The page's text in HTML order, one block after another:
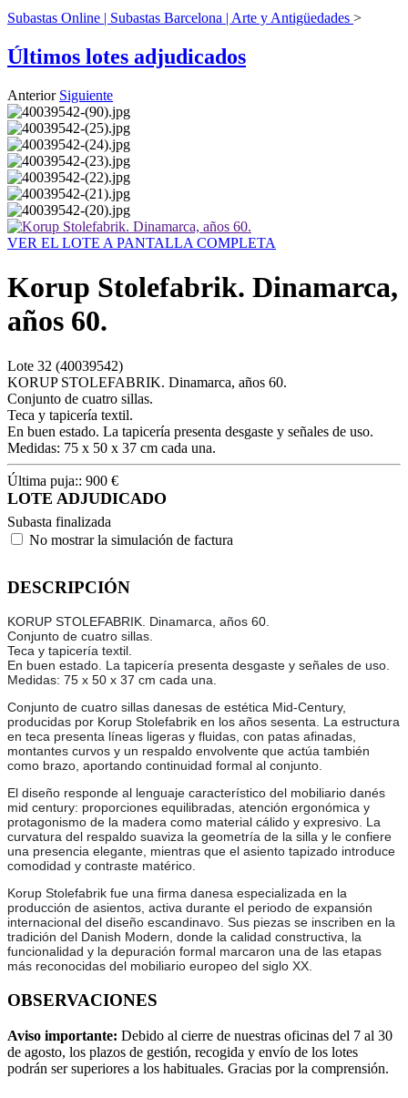
Subastas Online | Subastas Barcelona | Arte y Antigüedades >
Últimos lotes adjudicados
Anterior Siguiente
VER EL LOTE A PANTALLA COMPLETA
Korup Stolefabrik. Dinamarca,
años 60.
Lote 32 (40039542)
KORUP STOLEFABRIK. Dinamarca, años 60.
Conjunto de cuatro sillas.
Teca y tapicería textil.
En buen estado. La tapicería presenta desgaste y señales de uso.
Medidas: 75 x 50 x 37 cm cada una.
Última puja:: 900 €
LOTE ADJUDICADO
Subasta finalizada
No mostrar la simulación de factura
DESCRIPCIÓN
KORUP STOLEFABRIK. Dinamarca, años 60.
Conjunto de cuatro sillas.
Teca y tapicería textil.
En buen estado. La tapicería presenta desgaste y señales de uso.
Medidas: 75 x 50 x 37 cm cada una.
Conjunto de cuatro sillas danesas de estética Mid-Century,
producidas por Korup Stolefabrik en los años sesenta. La estructura
en teca presenta líneas ligeras y fluidas, con patas afinadas,
montantes curvos y un respaldo envolvente que actúa también
como brazo, aportando continuidad formal al conjunto.
El diseño responde al lenguaje característico del mobiliario danés
mid century: proporciones equilibradas, atención ergonómica y
protagonismo de la madera como material cálido y expresivo. La
curvatura del respaldo suaviza la geometría de la silla y le confiere
una presencia elegante, mientras que el asiento tapizado introduce
comodidad y contraste matérico.
Korup Stolefabrik fue una firma danesa especializada en la
producción de asientos, activa durante el periodo de expansión
internacional del diseño escandinavo. Sus piezas se inscriben en la
tradición del Danish Modern, donde la calidad constructiva, la
funcionalidad y la depuración formal marcaron una de las etapas
más reconocidas del mobiliario europeo del siglo XX.
OBSERVACIONES
Aviso importante: Debido al cierre de nuestras oficinas del 7 al 30
de agosto, los plazos de gestión, recogida y envío de los lotes
podrán ser superiores a los habituales. Gracias por la comprensión.